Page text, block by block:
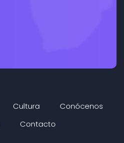
Cultura
Conócenos
Contacto